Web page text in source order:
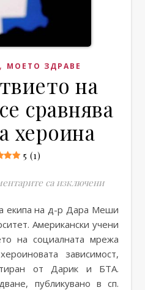
, МОЕТО ЗДРАВЕ
на
сравнява
хероина
5 (1)
са изключениза
Американски учени
на социалната мрежа
зависимост,
от Дарик и БТА.
публикувано в сп.